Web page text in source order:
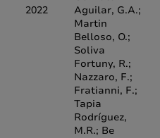
2022
Aguilar, G.A.;
Martin
Belloso, O.;
Soliva
Fortuny, R.;
Nazzaro, F.;
Fratianni, F.;
Tapia
Rodríguez,
M.R.; Be